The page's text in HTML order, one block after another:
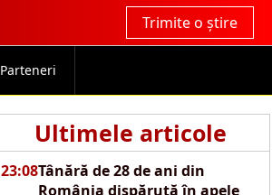
Trimite o știre
Parteneri
Ultimele articole
23:08Tânără de 28 de ani din
România dispărută în apele